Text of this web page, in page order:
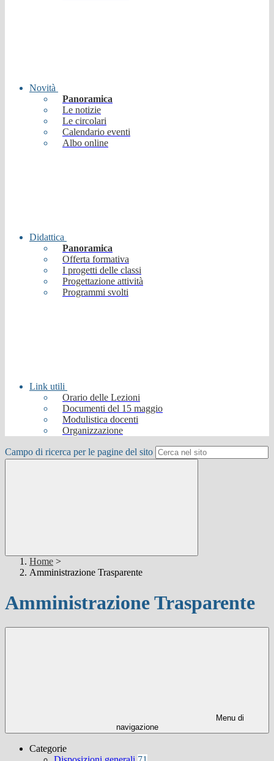
Novità
Panoramica
Le notizie
Le circolari
Calendario eventi
Albo online
Didattica
Panoramica
Offerta formativa
I progetti delle classi
Progettazione attività
Programmi svolti
Link utili
Orario delle Lezioni
Documenti del 15 maggio
Modulistica docenti
Organizzazione
Campo di ricerca per le pagine del sito
Home >
Amministrazione Trasparente
Amministrazione Trasparente
Menu di
navigazione
Categorie